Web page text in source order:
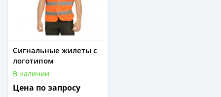
Сигнальные жилеты с
логотипом
В наличии
Цена по запросу